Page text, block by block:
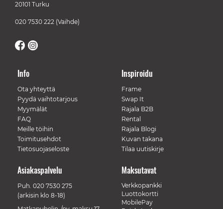
20101 Turku
020 7530 222 (Vaihde)
Info
Ota yhteyttä
Pyydä vaihtotarjous
Myymälät
FAQ
Meille töihin
Toimitusehdot
Tietosuojaseloste
Inspiroidu
Frame
Swap It
Rajala B2B
Rental
Rajala Blogi
Kuvan takana
Tilaa uutiskirje
Maksutavat
Verkkopankki
Luottokortti
MobilePay
Asiakaspalvelu
Puh. 020 7530 275
(arkisin klo 8-18)